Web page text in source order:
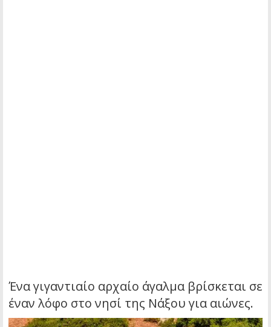
Ένα γιγαντιαίο αρχαίο άγαλμα βρίσκεται σε
έναν λόφο στο νησί της Νάξου για αιώνες.